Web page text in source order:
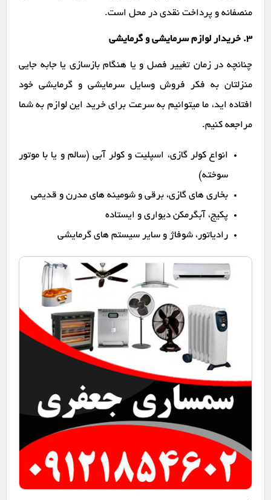
منصفانه و پرداخت نقدی در محل است.
۳. خریدار لوازم سرمایشی و گرمایشی
چنانچه در زمان تغییر فصل و یا هنگام بازسازی یا جابه جایی
منزلتان به فکر فروش وسایل سرمایشی و گرمایشی خود
افتاده اید، ما میتوانیم به سرعت برای خرید این لوازم به شما
مراجعه کنیم.
انواع کولر گازی، اسپلیت و کولر آبی (سالم و یا با موتور
سوخته)
بخاری های گازی، برقی و شومینه های مدرن و قدیمی
پکیج، آبگرمکن دیواری و ایستاده
رادیاتور، شوفاژ و سایر سیستم های گرمایشی